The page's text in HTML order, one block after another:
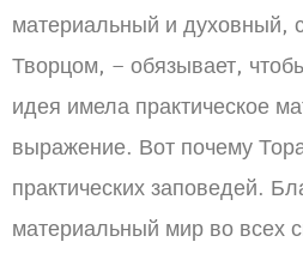
материальный и духовный,
Творцом, – обязывает,
идея имела практическое
выражение. Вот почему
практических заповедей.
материальный мир во всех